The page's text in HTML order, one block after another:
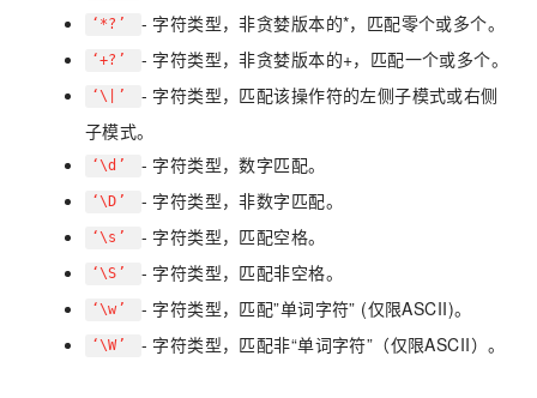
‘*?’ - 字符类型，非贪婪版本的*，匹配零个或多个。
‘+?’ - 字符类型，非贪婪版本的+，匹配一个或多个。
‘\|’
- 字符类型，匹配该操作符的左侧子模式或右侧
子模式。
‘\d’ - 字符类型，数字匹配。
‘\D’ - 字符类型，非数字匹配。
‘\s’ - 字符类型，匹配空格。
‘\S’ - 字符类型，匹配非空格。
‘\w’ - 字符类型，匹配”单词字符” (仅限ASCII)。
‘\W’ - 字符类型，匹配非“单词字符”（仅限ASCII）。